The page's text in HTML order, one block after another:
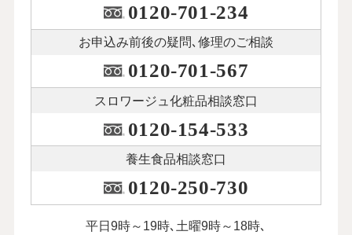
0120-701-234
お申込み前後の疑問､修理のご相談
0120-701-567
スロワージュ化粧品相談窓口
0120-154-533
養生食品相談窓口
0120-250-730
平日9時～19時､土曜9時～18時､